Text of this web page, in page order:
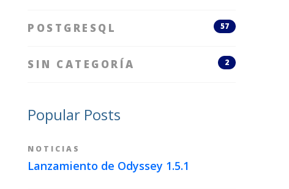
POSTGRESQL 57
SIN CATEGORÍA 2
Popular Posts
NOTICIAS
Lanzamiento de Odyssey 1.5.1